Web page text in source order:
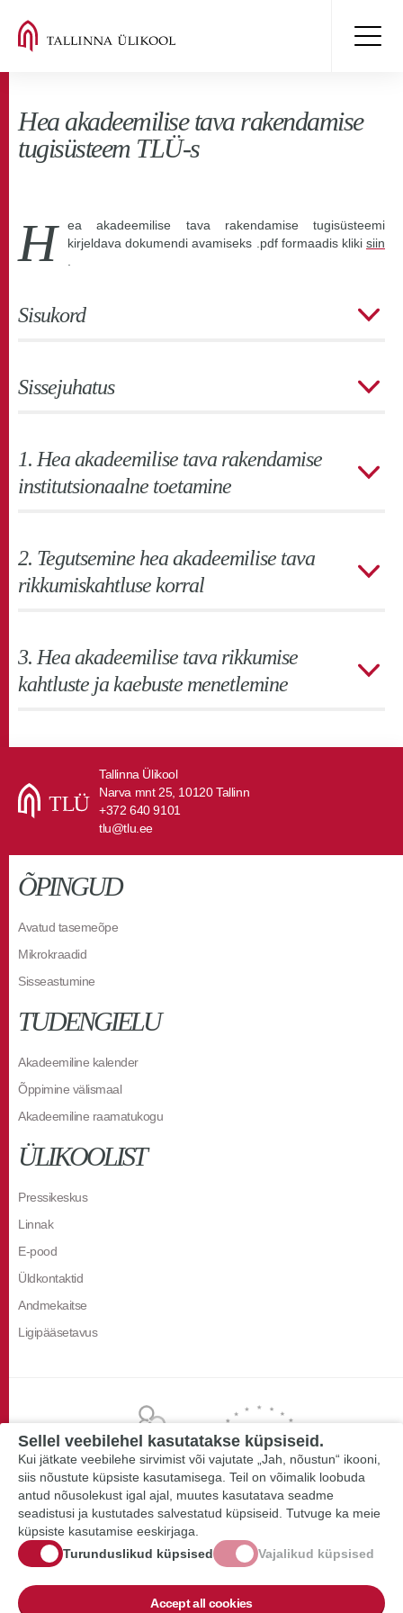
Hea akadeemilise tava rakendamise
tugisüsteem TLÜ-s
H
ea akadeemilise tava rakendamise tugisüsteemi
kirjeldava dokumendi avamiseks .pdf formaadis kliki siin
Sisukord
Sissejuhatus
1. Hea akadeemilise tava rakendamise
institutsionaalne toetamine
2. Tegutsemine hea akadeemilise tava
rikkumiskahtluse korral
3. Hea akadeemilise tava rikkumise
kahtluste ja kaebuste menetlemine
Tallinna Ülikool
Narva mnt 25, 10120 Tallinn
+372 640 9101
tlu@tlu.ee
ÕPINGUD
Avatud tasemeõpe
Mikrokraadid
Sisseastumine
TUDENGIELU
Akadeemiline kalender
Õppimine välismaal
Akadeemiline raamatukogu
ÜLIKOOLIST
Pressikeskus
Linnak
E-pood
Üldkontaktid
Andmekaitse
Ligipääsetavus
Sellel veebilehel kasutatakse küpsiseid.
Kui jätkate veebilehe sirvimist või vajutate „Jah, nõustun“ ikooni,
siis nõustute küpsiste kasutamisega. Teil on võimalik loobuda
antud nõusolekust igal ajal, muutes kasutatava seadme
seadistusi ja kustutades salvestatud küpsiseid. Tutvuge ka meie
küpsiste kasutamise eeskirjaga.
Turunduslikud küpsised
Vajalikud küpsised
Accept all cookies